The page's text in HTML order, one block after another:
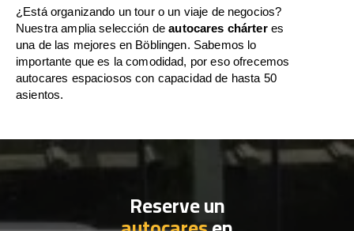
¿Está organizando un tour o un viaje de negocios?
Nuestra amplia selección deautocares chárteres
una de las mejores en Böblingen. Sabemos lo
importante que es la comodidad, por eso ofrecemos
autocares espaciosos con capacidad de hasta 50
asientos.
Reserve un